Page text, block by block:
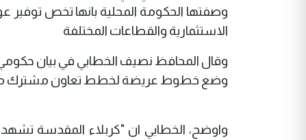
وصفتها الحكومة المحلية بانها تخص توفير
الاستثمارية والقطاعات المختلفة
وقال المحافظ نصيف الخطابي في بيان حكومي ان
وضع خطوط عريضة لخطط تعاون مشترك مع
واوضح، الخطابي ان "كربلاء المقدسة تشهد